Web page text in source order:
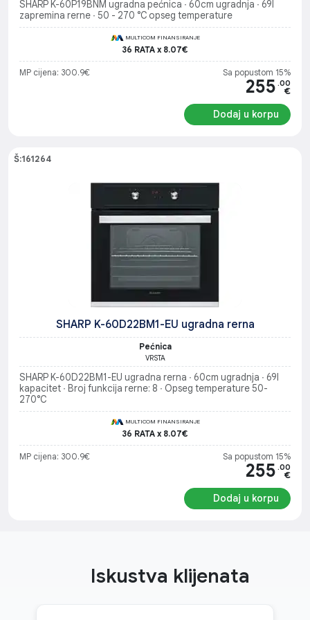
SHARP K-60P19BNM ugradna pećnica ∙ 60cm ugradnja ∙ 69l
zapremina rerne ∙ 50 - 270 °C opseg temperature
MULTICOM FINANSIRANJE
36 RATA x 8.07€
MP cijena: 300.9€ Sa popustom 15%
255 .00
€
Dodaj u korpu
Š:161264
SHARP K-60D22BM1-EU ugradna rerna
Pećnica
VRSTA
SHARP K-60D22BM1-EU ugradna rerna ∙ 60cm ugradnja ∙ 69l
kapacitet ∙ Broj funkcija rerne: 8 ∙ Opseg temperature 50-
270°C
MULTICOM FINANSIRANJE
36 RATA x 8.07€
MP cijena: 300.9€ Sa popustom 15%
255 .00
€
Dodaj u korpu
Iskustva klijenata